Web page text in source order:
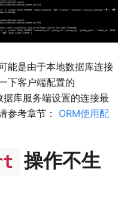
能是由于本地数据库连接
下客户端配置的
据库服务端设置的连接最
参考章节： ORM使用配
操作不生